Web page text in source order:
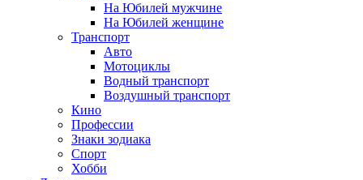
На Юбилей мужчине
На Юбилей женщине
Транспорт
Авто
Мотоциклы
Водный транспорт
Воздушный транспорт
Кино
Профессии
Знаки зодиака
Спорт
Хобби